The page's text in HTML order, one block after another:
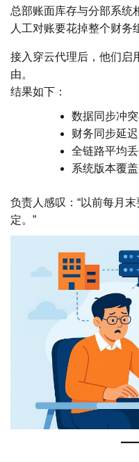
总部账面库存与分部系统
人工对账要花掉整个财务
接入穿云代理后，他们启
由。
结果如下：
数据同步冲
财务同步延
全链路平均
系统版本覆
负责人感叹：“以前每月
定。”